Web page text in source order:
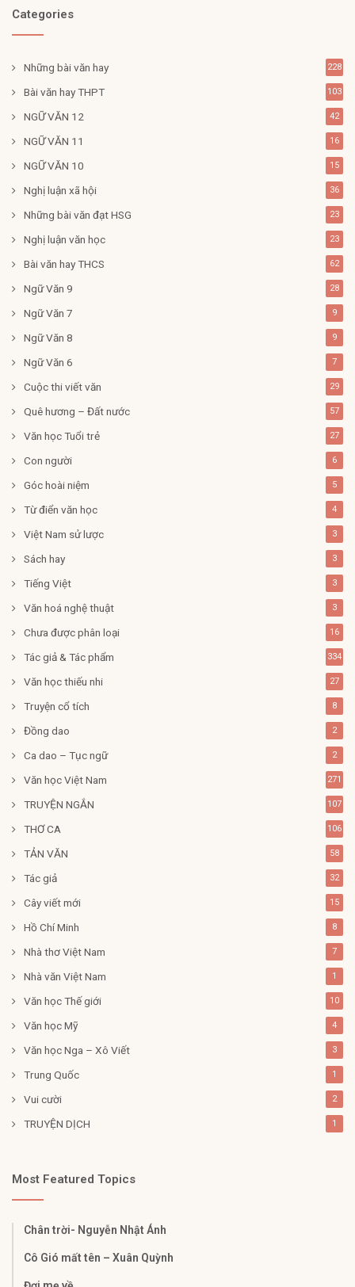
Categories
Những bài văn hay 228
Bài văn hay THPT 103
NGỮ VĂN 12 42
NGỮ VĂN 11 16
NGỮ VĂN 10 15
Nghị luận xã hội 36
Những bài văn đạt HSG 23
Nghị luận văn học 23
Bài văn hay THCS 62
Ngữ Văn 9 28
Ngữ Văn 7 9
Ngữ Văn 8 9
Ngữ Văn 6 7
Cuộc thi viết văn 29
Quê hương – Đất nước 57
Văn học Tuổi trẻ 27
Con người 6
Góc hoài niệm 5
Từ điển văn học 4
Việt Nam sử lược 3
Sách hay 3
Tiếng Việt 3
Văn hoá nghệ thuật 3
Chưa được phân loại 16
Tác giả & Tác phẩm 334
Văn học thiếu nhi 27
Truyện cổ tích 8
Đồng dao 2
Ca dao – Tục ngữ 2
Văn học Việt Nam 271
TRUYỆN NGẮN 107
THƠ CA 106
TẢN VĂN 58
Tác giả 32
Cây viết mới 15
Hồ Chí Minh 8
Nhà thơ Việt Nam 7
Nhà văn Việt Nam 1
Văn học Thế giới 10
Văn học Mỹ 4
Văn học Nga – Xô Viết 3
Trung Quốc 1
Vui cười 2
TRUYỆN DỊCH 1
Most Featured Topics
Chân trời- Nguyễn Nhật Ánh
Cô Gió mất tên – Xuân Quỳnh